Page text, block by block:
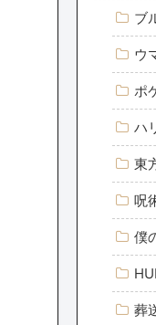
ブ
ウ
ポ
ハ
東
呪
僕
葬